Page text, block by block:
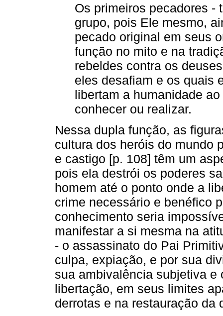
Os primeiros pecadores -
grupo, pois Ele mesmo,
pecado original em seus
função no mito e na
rebeldes contra os
eles desafiam e os quais
libertam a humanidade
conhecer ou realizar.
Nessa dupla função, as
cultura dos heróis do mundo
e castigo [p. 108] têm um
pois ela destrói os poderes
homem até o ponto onde a
crime necessário e benéfico
conhecimento seria
manifestar a si mesma na
- o assassinato do Pai
culpa, expiação, e por sua
sua ambivalência subjetiva
libertação, em seus limites
derrotas e na restauração da